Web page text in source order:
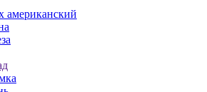
американский